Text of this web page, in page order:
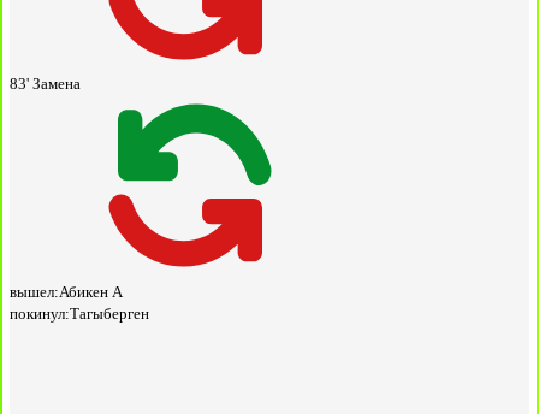
83' Замена
вышел:Абикен А
покинул:Тагыберген